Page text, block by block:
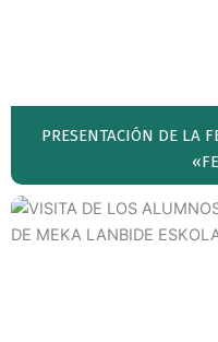
PRESENTACIÓN DE LA